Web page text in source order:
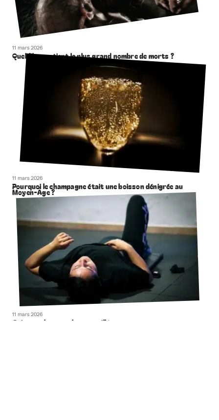
11 mars 2026
Quel film contient le plus grand nombre de morts ?
11 mars 2026
Pourquoi le champagne était une boisson dénigrée au
Moyen-Âge ?
11 mars 2026
Gainage : les muscles travaillés